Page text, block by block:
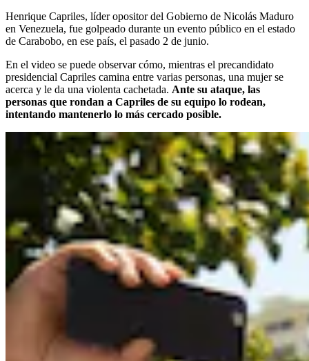
Henrique Capriles, líder opositor del Gobierno de Nicolás Maduro
en Venezuela, fue golpeado durante un evento público en el estado
de Carabobo, en ese país, el pasado 2 de junio.
En el video se puede observar cómo, mientras el precandidato
presidencial Capriles camina entre varias personas, una mujer se
acerca y le da una violenta cachetada. Ante su ataque, las
personas que rondan a Capriles de su equipo lo rodean,
intentando mantenerlo lo más cercado posible.